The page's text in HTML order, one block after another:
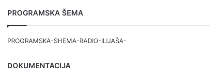
PROGRAMSKA ŠEMA
PROGRAMSKA-SHEMA-RADIO-ILIJAŠA-
DOKUMENTACIJA